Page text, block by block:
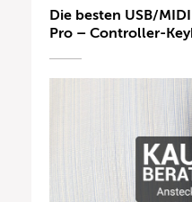
Die besten USB/
Pro – Controller-